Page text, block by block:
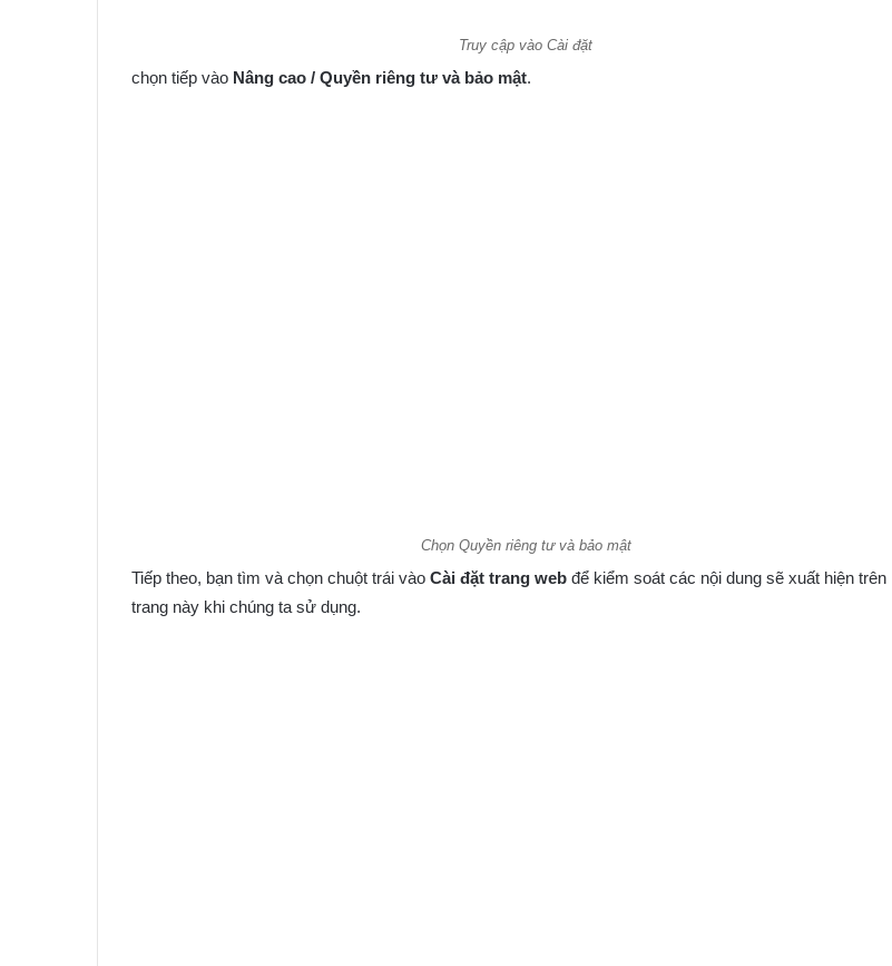
Truy cập vào Cài đặt
chọn tiếp vào Nâng cao / Quyền riêng tư và bảo mật.
Chọn Quyền riêng tư và bảo mật
Tiếp theo, bạn tìm và chọn chuột trái vào Cài đặt trang web để kiểm soát các nội dung sẽ xuất hiện trên
trang này khi chúng ta sử dụng.